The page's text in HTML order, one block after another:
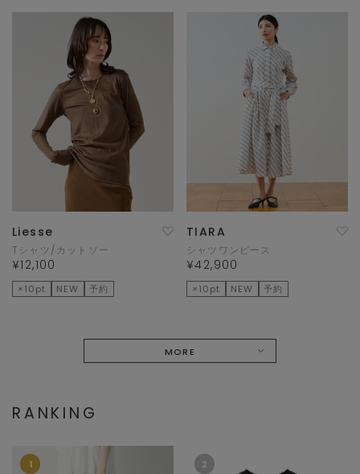
Liesse
Tシャツ/カットソー
¥12,100
×10pt NEW 予約
TIARA
シャツワンピース
¥42,900
×10pt NEW 予約
MORE
RANKING
1 2